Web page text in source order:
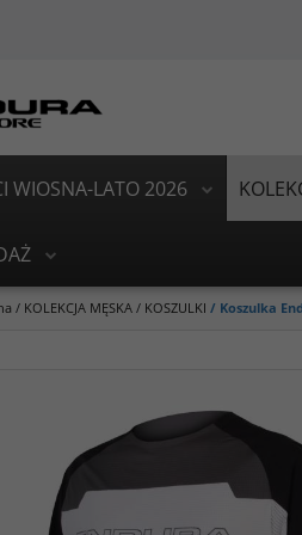
WIOSNA-LATO 2026
/ KOLEKCJA MĘSKA / KOSZULKI / Koszulka